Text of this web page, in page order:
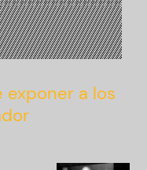
exponer a los